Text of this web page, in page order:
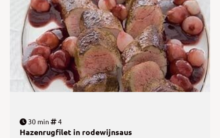
30 min 4
Hazenrugfilet in rodewijnsaus